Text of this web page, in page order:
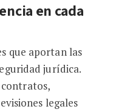
en cada
que aportan las
jurídica.
legales